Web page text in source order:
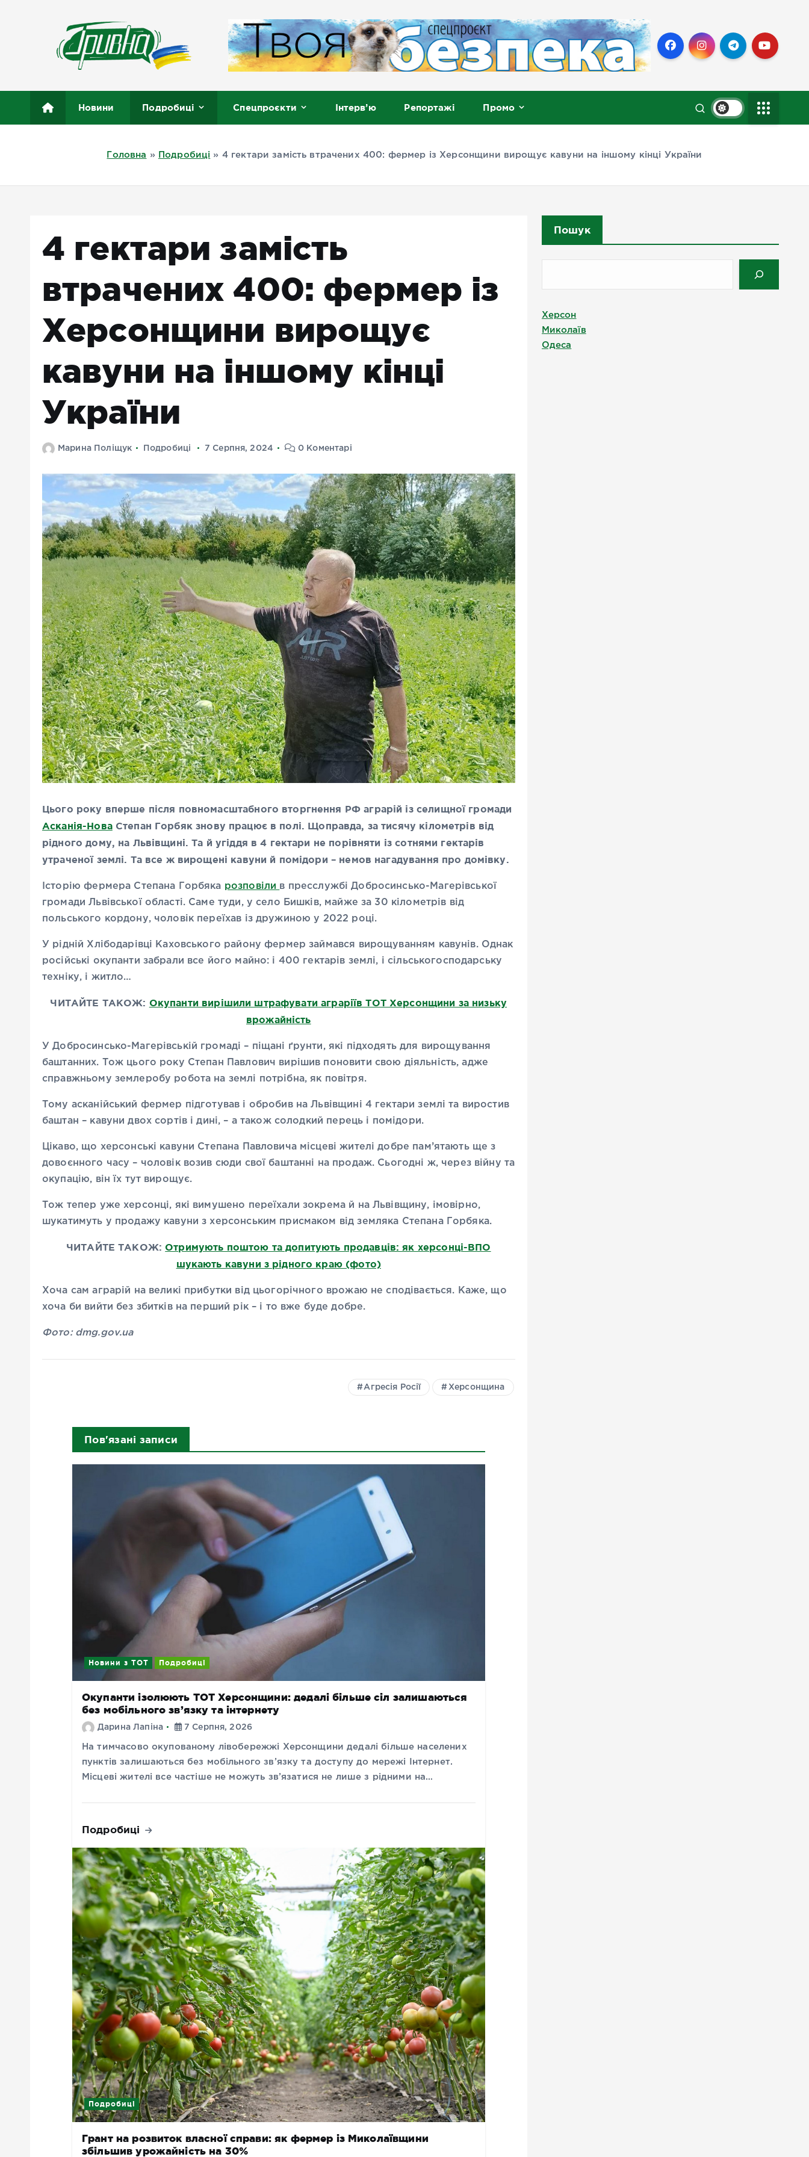
о
с
Новини Подробиці Спецпроєкти Інтерв’ю Репортажі Промо
Головна » Подробиці » 4 гектари замість втрачених 400: фермер із Херсонщини вирощує кавуни на іншому кінці України
4 гектари замість
втрачених 400: фермер із
Херсонщини вирощує
кавуни на іншому кінці
України
Марина Поліщук Подробиці 7 Серпня, 2024 0 Коментарі
Цього року вперше після повномасштабного вторгнення РФ аграрій із селищної громади
Асканія-НоваСтепан Горбяк знову працює в полі. Щоправда, за тисячу кілометрів від
рідного дому, на Львівщині. Та й угіддя в 4 гектари не порівняти із сотнями гектарів
утраченої землі. Та все ж вирощені кавуни й помідори – немов нагадування про домівку.
Історію фермера Степана Горбяка розповіли в пресслужбі Добросинсько-Магерівської
громади Львівської області. Саме туди, у село Бишків, майже за 30 кілометрів від
польського кордону, чоловік переїхав із дружиною у 2022 році.
У рідній Хлібодарівці Каховського району фермер займався вирощуванням кавунів. Однак
російські окупанти забрали все його майно: і 400 гектарів землі, і сільськогосподарську
техніку, і житло…
ЧИТАЙТЕ ТАКОЖ: Окупанти вирішили штрафувати аграріїв ТОТ Херсонщини за низьку
врожайність
У Добросинсько-Магерівській громаді – піщані ґрунти, які підходять для вирощування
баштанних. Тож цього року Степан Павлович вирішив поновити свою діяльність, адже
справжньому землеробу робота на землі потрібна, як повітря.
Тому асканійський фермер підготував і обробив на Львівщині 4 гектари землі та виростив
баштан – кавуни двох сортів і дині, – а також солодкий перець і помідори.
Цікаво, що херсонські кавуни Степана Павловича місцеві жителі добре пам’ятають ще з
довоєнного часу – чоловік возив сюди свої баштанні на продаж. Сьогодні ж, через війну та
окупацію, він їх тут вирощує.
Тож тепер уже херсонці, які вимушено переїхали зокрема й на Львівщину, імовірно,
шукатимуть у продажу кавуни з херсонським присмаком від земляка Степана Горбяка.
ЧИТАЙТЕ ТАКОЖ:Отримують поштою та допитують продавців: як херсонці-ВПО
шукають кавуни з рідного краю (фото)
Хоча сам аграрій на великі прибутки від цьогорічного врожаю не сподівається. Каже, що
хоча би вийти без збитків на перший рік – і то вже буде добре.
Фото: dmg.gov.ua
Агресія Росії Херсонщина
Пов'язані записи
Новини з ТОТ Подробиці
Окупанти ізолюють ТОТ Херсонщини: дедалі більше сіл залишаються
без мобільного зв’язку та інтернету
Дарина Лапіна 7 Серпня, 2026
На тимчасово окупованому лівобережжі Херсонщини дедалі більше населених
пунктів залишаються без мобільного зв’язку та доступу до мережі Інтернет.
Місцеві жителі все частіше не можуть зв’язатися не лише з рідними на…
Подробиці
Подробиці
Грант на розвиток власної справи: як фермер із Миколаївщини
збільшив урожайність на 30%
Пошук
Херсон
Миколаїв
Одеса